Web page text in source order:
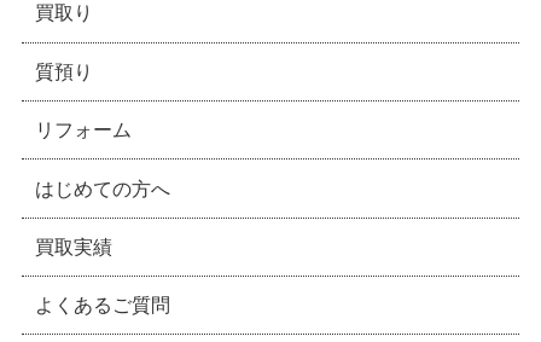
買取り
質預り
リフォーム
はじめての方へ
買取実績
よくあるご質問